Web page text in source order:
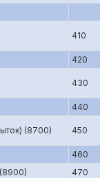
410
420
430
440
(8700) 450
460
470